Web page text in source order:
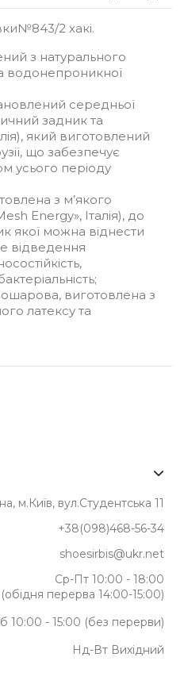
2 хакі.
з натурального
водонепроникної
середньої
задник та
який виготовлений
що забезпечує
усього періоду
з м’якого
Energy», Італія), до
якої можна віднести
відведення
виготовлена з
латексу та
м.Київ, вул.Студентська 11
+38(098)468-56-34
shoesirbis@ukr.net
Ср-Пт 10:00 - 18:00
(обідня перерва 14:00-15:00)
10:00 - 15:00 (без перерви)
Нд-Вт Вихідний